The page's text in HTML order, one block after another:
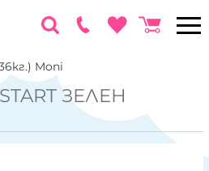
Moni
ЗЕЛЕН